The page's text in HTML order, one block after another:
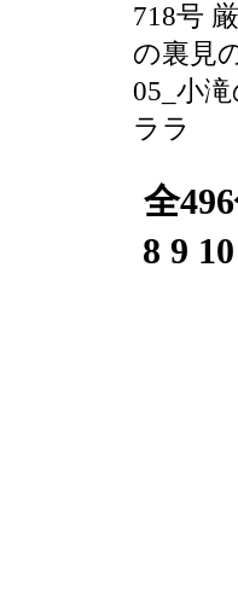
718号
の裏見
05_小
ララ
全
8 9 10